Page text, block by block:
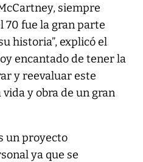
siempre
70 fue la gran parte
historia”, explicó el
encantado de tener la
y reevaluar este
y obra de un gran
un proyecto
ya que se